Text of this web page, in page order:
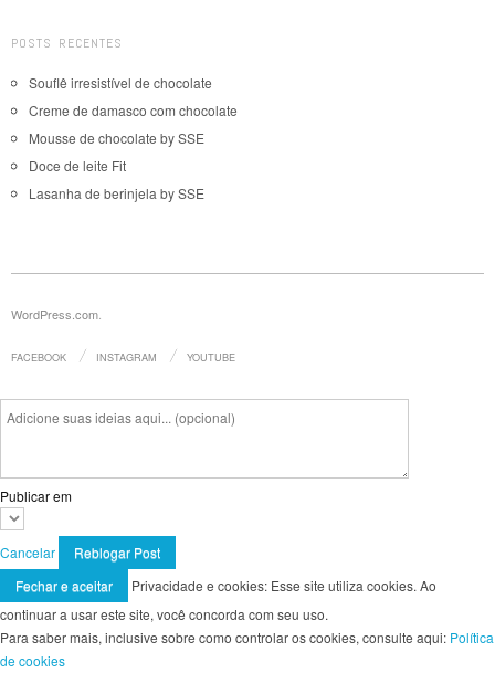
POSTS RECENTES
Souflê irresistível de chocolate
Creme de damasco com chocolate
Mousse de chocolate by SSE
Doce de leite Fit
Lasanha de berinjela by SSE
WordPress.com
FACEBOOK INSTAGRAM YOUTUBE
Publicar em
Cancelar
Privacidade e cookies: Esse site utiliza cookies. Ao
continuar a usar este site, você concorda com seu uso.
Para saber mais, inclusive sobre como controlar os cookies, consulte aqui: Política
de cookies